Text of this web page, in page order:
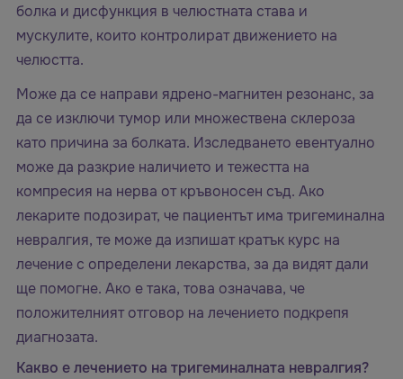
болка и дисфункция в челюстната става и
мускулите, които контролират движението на
челюстта.
Може да се направи ядрено-магнитен резонанс, за
да се изключи тумор или множествена склероза
като причина за болката. Изследването евентуално
може да разкрие наличието и тежестта на
компресия на нерва от кръвоносен съд. Ако
лекарите подозират, че пациентът има тригеминална
невралгия, те може да изпишат кратък курс на
лечение с определени лекарства, за да видят дали
ще помогне. Ако е така, това означава, че
положителният отговор на лечението подкрепя
диагнозата.
Какво е лечението на тригеминалната невралгия?